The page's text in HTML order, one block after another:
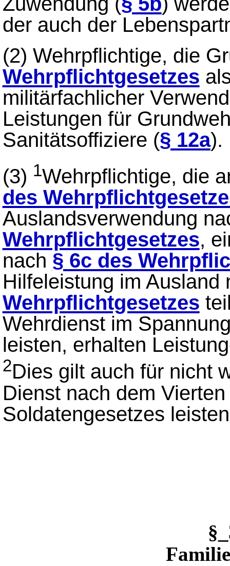
der auch der
(2) Wehrpflichtige, die
Wehrpflichtgesetzes
militärfachlicher
Leistungen für
Sanitätsoffiziere (§ 12a).
(3) 1Wehrpflichtige, die
des
Auslandsverwendung
Wehrpflichtgesetzes,
nach § 6c des
Hilfeleistung im Ausland
Wehrpflichtgesetzes
Wehrdienst im
leisten, erhalten
2Dies gilt auch für nicht
Dienst nach dem
Soldatengesetzes